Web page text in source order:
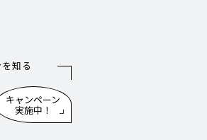
知る
キャンペーン
実施中！